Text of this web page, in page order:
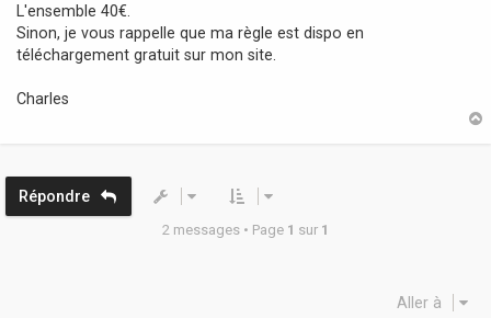
L'ensemble 40€.
Sinon, je vous rappelle que ma règle est dispo en
téléchargement gratuit sur mon site.
Charles
Répondre
2 messages • Page 1 sur 1
Aller à